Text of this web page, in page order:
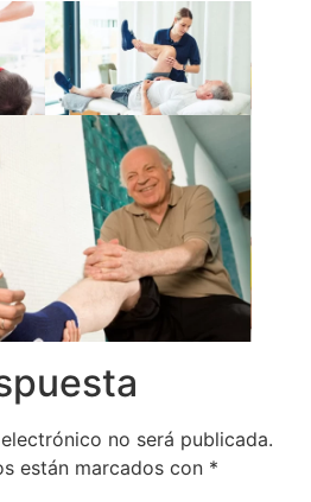
no será publicada.
están marcados con *